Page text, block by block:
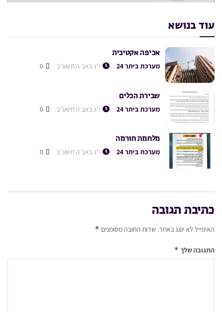
עוד בנושא
אכיפה אקטיבית
מערכת ביתר 24 י״ג באב ה׳תשע״ב
שבירת הכלים
מערכת ביתר 24 י״ג באב ה׳תשע״ב
מלחמת חורמה
מערכת ביתר 24 י״ג באב ה׳תשע״ב
כתיבת תגובה
האימייל לא יוצג באתר. שדות החובה מסומנים *
התגובה שלך *